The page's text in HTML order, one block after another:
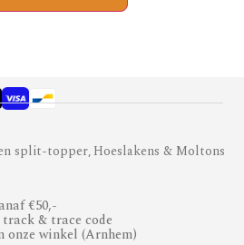
split-topper, Hoeslakens & Moltons
€50,-
& trace code
winkel (Arnhem)